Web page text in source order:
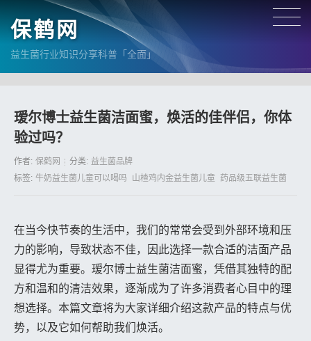
保鹤网
益生菌行业知识分享科普「全面」
瑷尔博士益生菌洁面蜜，焕活的佳伴侣，你体
验过吗？
作者: 保鹤网 分类: 益生菌品牌
标签: 牛奶益生菌儿童可以喝吗 山楂鸡内金益生菌儿童 药品级五联益生菌
在当今快节奏的生活中，我们的常常会受到外部环境和压
力的影响，导致状态不佳，因此选择一款合适的洁面产品
显得尤为重要。瑷尔博士益生菌洁面蜜，凭借其独特的配
方和温和的清洁效果，逐渐成为了许多消费者心目中的理
想选择。本篇文章将为大家详细介绍这款产品的特点与优
势，以及它如何帮助我们焕活。